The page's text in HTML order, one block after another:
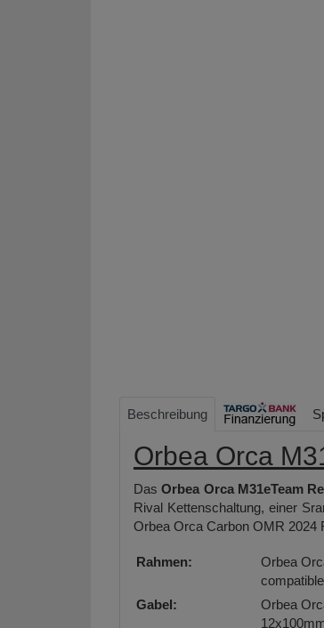
Beschreibung
Orbea Orca
DasOrbea Orca M31eTeam
Rival Kettenschaltung, einer
Orbea Orca Carbon OMR 2024
Rahmen:
Orbea
Gabel:
Orbea